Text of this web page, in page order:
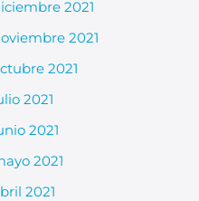
2021
2021
2021
2021
2021
2021
2021